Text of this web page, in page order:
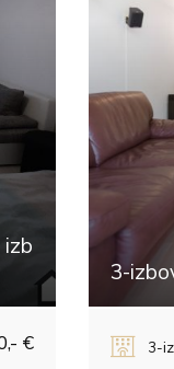
izb
€
3-
3-